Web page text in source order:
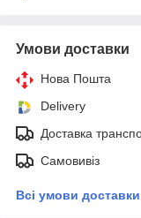
Умови доставки
Нова Пошта
Delivery
Доставка
Самовивіз
Всі умови доставки